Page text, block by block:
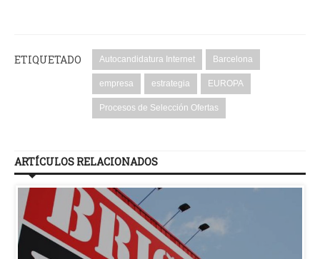
ETIQUETADO Autocandidatura Internet Barcelona
empresa estrategia EUROPA
Procesos de Selección Ofertas
ARTÍCULOS RELACIONADOS